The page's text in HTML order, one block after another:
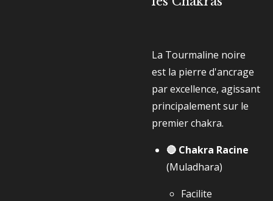
La Tourmaline noire
est la pierre d'ancrage
par excellence, agissant
principalement sur le
premier chakra.
🔴 Chakra Racine
(Muladhara)
Facilite